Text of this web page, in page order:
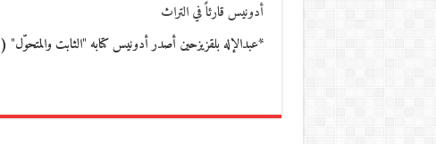
أدونيس قارئاً في التراث
*عبدالإله بلقزيزحين أصدر أدونيس كتابه "الثابت والمتحوّل" (1) في العام 1973 (*)، لم يتفاجأ جمهوره…